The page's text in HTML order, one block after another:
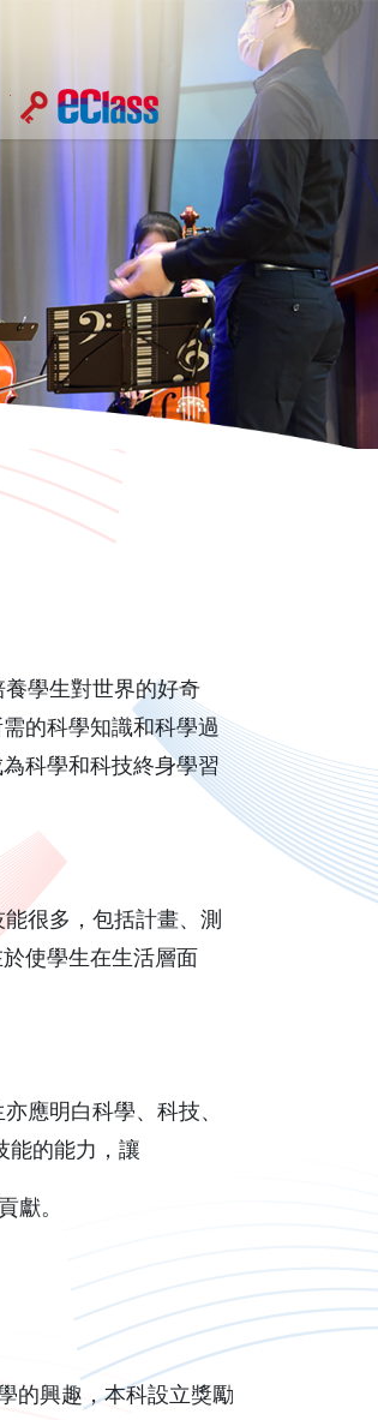
學生對世界的好奇
的科學知識和科學過
科學和科技終身學習
很多，包括計畫、測
使學生在生活層面
應明白科學、科技、
能的能力，讓
獻。
的興趣，本科設立獎勵